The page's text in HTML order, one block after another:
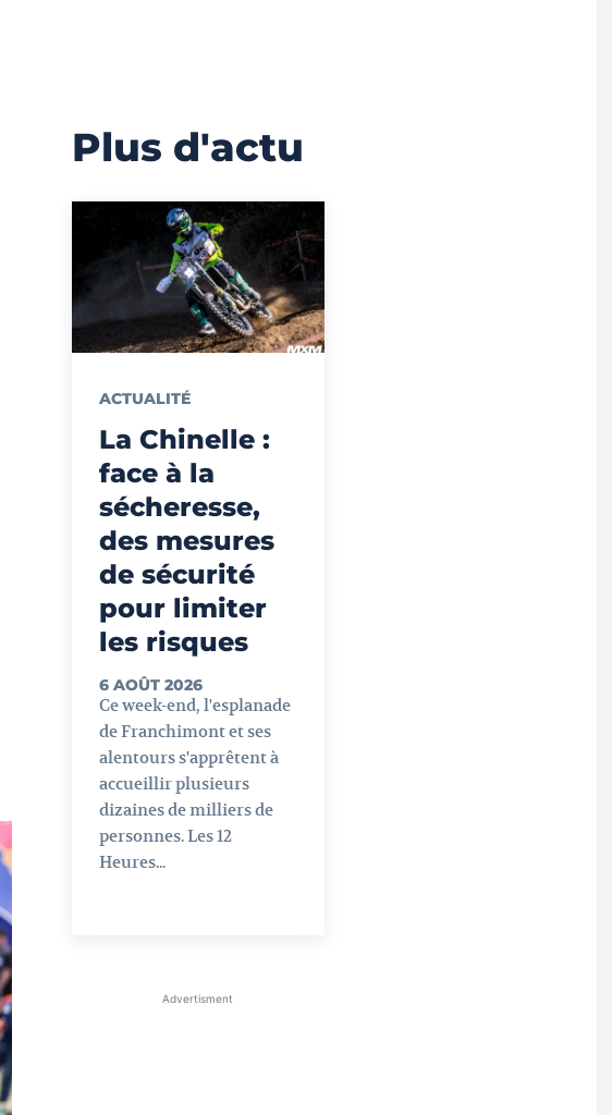
Plus d'actu
ACTUALITÉ
La Chinelle :
face à la
sécheresse,
des mesures
de sécurité
pour limiter
les risques
6 AOÛT 2026
Ce week-end, l'esplanade
de Franchimont et ses
alentours s'apprêtent à
accueillir plusieurs
dizaines de milliers de
personnes. Les 12
Heures...
Advertisment